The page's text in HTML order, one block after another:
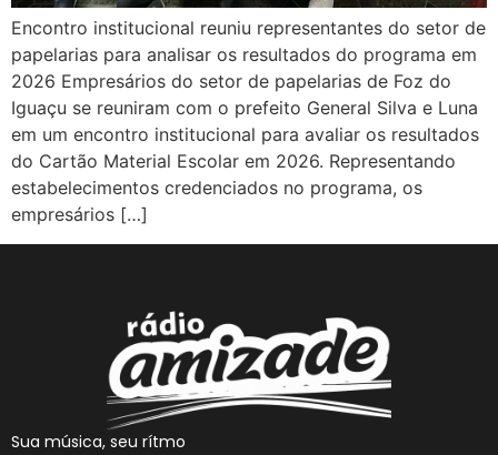
Encontro institucional reuniu representantes do setor de
papelarias para analisar os resultados do programa em
2026 Empresários do setor de papelarias de Foz do
Iguaçu se reuniram com o prefeito General Silva e Luna
em um encontro institucional para avaliar os resultados
do Cartão Material Escolar em 2026. Representando
estabelecimentos credenciados no programa, os
empresários […]
Sua música, seu rítmo